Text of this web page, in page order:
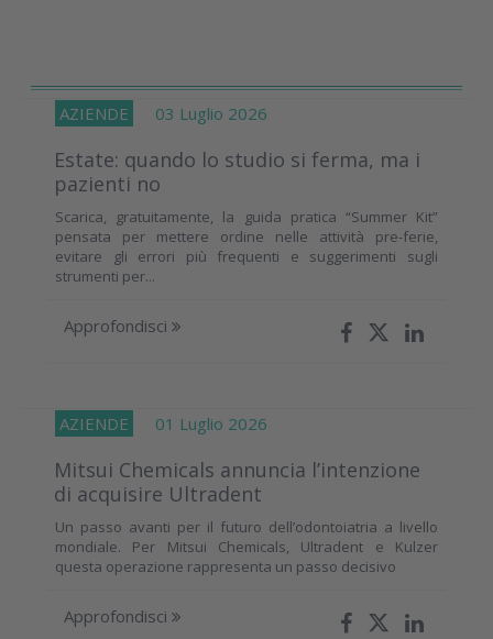
AZIENDE 03 Luglio 2026
Estate: quando lo studio si ferma, ma i
pazienti no
Scarica, gratuitamente, la guida pratica “Summer Kit”
pensata per mettere ordine nelle attività pre-ferie,
evitare gli errori più frequenti e suggerimenti sugli
strumenti per...
Approfondisci
AZIENDE 01 Luglio 2026
Mitsui Chemicals annuncia l’intenzione
di acquisire Ultradent
Un passo avanti per il futuro dell’odontoiatria a livello
mondiale. Per Mitsui Chemicals, Ultradent e Kulzer
questa operazione rappresenta un passo decisivo
Approfondisci